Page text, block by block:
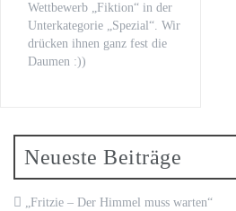
Wettbewerb „Fiktion“ in der
Unterkategorie „Spezial“. Wir
drücken ihnen ganz fest die
Daumen :))
Neueste Beiträge
„Fritzie – Der Himmel muss warten“